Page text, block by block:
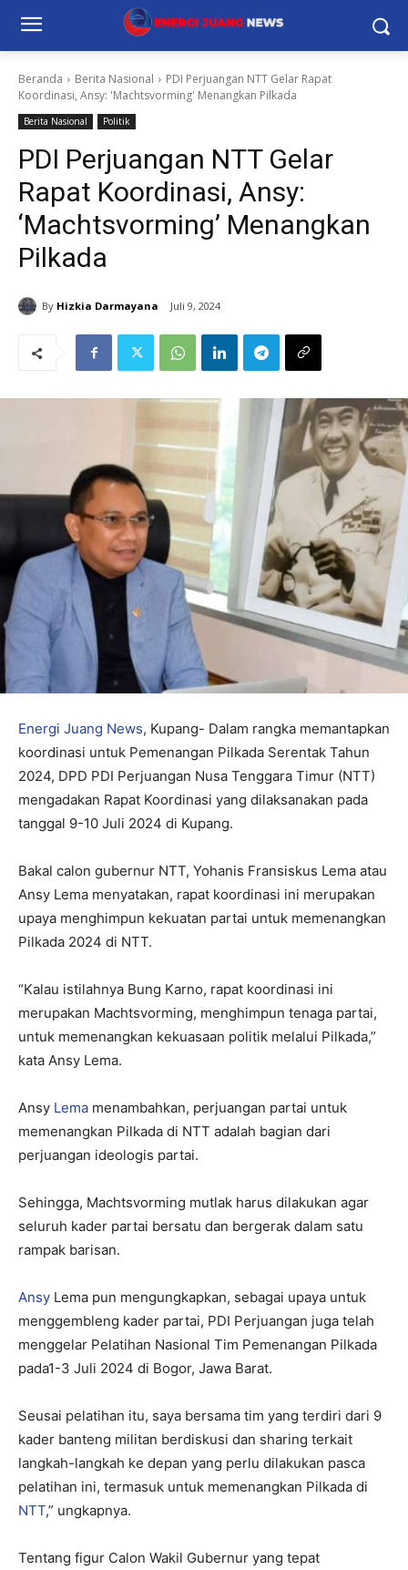
Beranda Berita Nasional
PDI Perjuangan NTT Gelar Rapat
Koordinasi, Ansy: 'Machtsvorming' Menangkan Pilkada
Berita Nasional Politik
PDI Perjuangan NTT Gelar
Rapat Koordinasi, Ansy:
‘Machtsvorming’ Menangkan
Pilkada
By Hizkia Darmayana Juli 9, 2024
Energi Juang News, Kupang- Dalam rangka memantapkan
koordinasi untuk Pemenangan Pilkada Serentak Tahun
2024, DPD PDI Perjuangan Nusa Tenggara Timur (NTT)
mengadakan Rapat Koordinasi yang dilaksanakan pada
tanggal 9-10 Juli 2024 di Kupang.
Bakal calon gubernur NTT, Yohanis Fransiskus Lema atau
Ansy Lema menyatakan, rapat koordinasi ini merupakan
upaya menghimpun kekuatan partai untuk memenangkan
Pilkada 2024 di NTT.
“Kalau istilahnya Bung Karno, rapat koordinasi ini
merupakan Machtsvorming, menghimpun tenaga partai,
untuk memenangkan kekuasaan politik melalui Pilkada,”
kata Ansy Lema.
Ansy Lema menambahkan, perjuangan partai untuk
memenangkan Pilkada di NTT adalah bagian dari
perjuangan ideologis partai.
Sehingga, Machtsvorming mutlak harus dilakukan agar
seluruh kader partai bersatu dan bergerak dalam satu
rampak barisan.
Ansy Lema pun mengungkapkan, sebagai upaya untuk
menggembleng kader partai, PDI Perjuangan juga telah
menggelar Pelatihan Nasional Tim Pemenangan Pilkada
pada1-3 Juli 2024 di Bogor, Jawa Barat.
Seusai pelatihan itu, saya bersama tim yang terdiri dari 9
kader banteng militan berdiskusi dan sharing terkait
langkah-langkah ke depan yang perlu dilakukan pasca
pelatihan ini, termasuk untuk memenangkan Pilkada di
NTT,” ungkapnya.
Tentang figur Calon Wakil Gubernur yang tepat